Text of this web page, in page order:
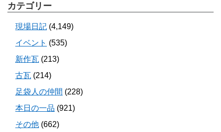
カテゴリー
現場日記 (4,149)
イベント (535)
新作瓦 (213)
古瓦 (214)
足袋人の仲間 (228)
本日の一品 (921)
その他 (662)